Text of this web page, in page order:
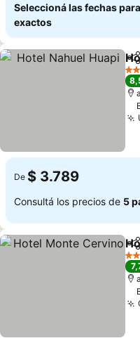
Seleccioná las fechas
exactos
3
De $ 3.789
Consultá los precios de 5
3